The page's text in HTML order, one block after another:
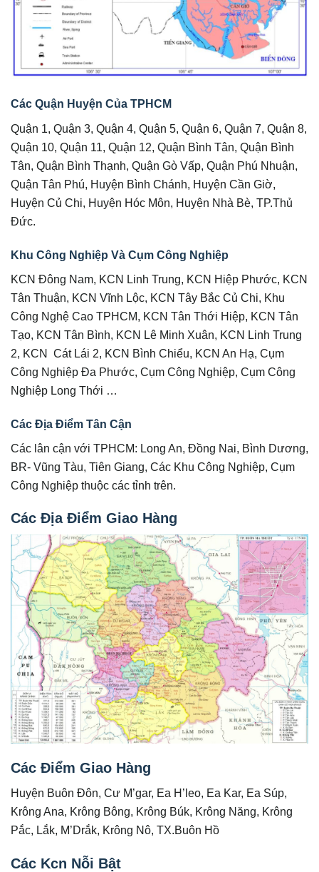
Các Quận Huyện Của TPHCM
Quận 1, Quận 3, Quận 4, Quận 5, Quận 6, Quận 7, Quận 8,
Quận 10, Quận 11, Quận 12, Quận Bình Tân, Quận Bình
Tân, Quận Bình Thạnh, Quận Gò Vấp, Quận Phú Nhuận,
Quận Tân Phú, Huyện Bình Chánh, Huyện Cần Giờ,
Huyện Củ Chi, Huyện Hóc Môn, Huyện Nhà Bè, TP.Thủ
Đức.
Khu Công Nghiệp Và Cụm Công Nghiệp
KCN Đông Nam, KCN Linh Trung, KCN Hiệp Phước, KCN
Tân Thuận, KCN Vĩnh Lộc, KCN Tây Bắc Củ Chi, Khu
Công Nghệ Cao TPHCM, KCN Tân Thới Hiệp, KCN Tân
Tạo, KCN Tân Bình, KCN Lê Minh Xuân, KCN Linh Trung
2, KCN Cát Lái 2, KCN Bình Chiểu, KCN An Hạ, Cụm
Công Nghiệp Đa Phước, Cụm Công Nghiệp, Cụm Công
Nghiệp Long Thới …
Các Địa Điểm Tân Cận
Các lân cận với TPHCM: Long An, Đồng Nai, Bình Dương,
BR- Vũng Tàu, Tiên Giang, Các Khu Công Nghiệp, Cụm
Công Nghiệp thuộc các tỉnh trên.
Các Địa Điểm Giao Hàng
Các Điểm Giao Hàng
Huyện Buôn Đôn, Cư M’gar, Ea H’leo, Ea Kar, Ea Súp,
Krông Ana, Krông Bông, Krông Búk, Krông Năng, Krông
Pắc, Lắk, M’Drắk, Krông Nô, TX.Buôn Hồ
Các Kcn Nỗi Bật